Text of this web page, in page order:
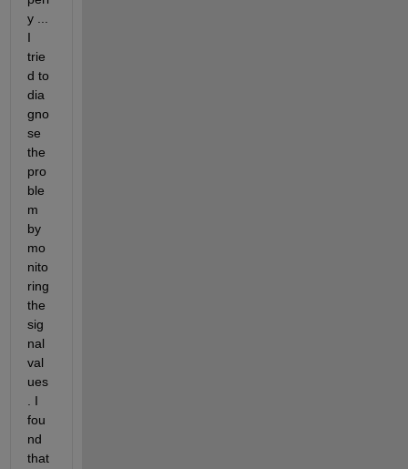
y ...
I
trie
d to
dia
gno
se
the
pro
ble
m
by
mo
nito
ring
the
sig
nal
val
ues
. I
fou
nd
that